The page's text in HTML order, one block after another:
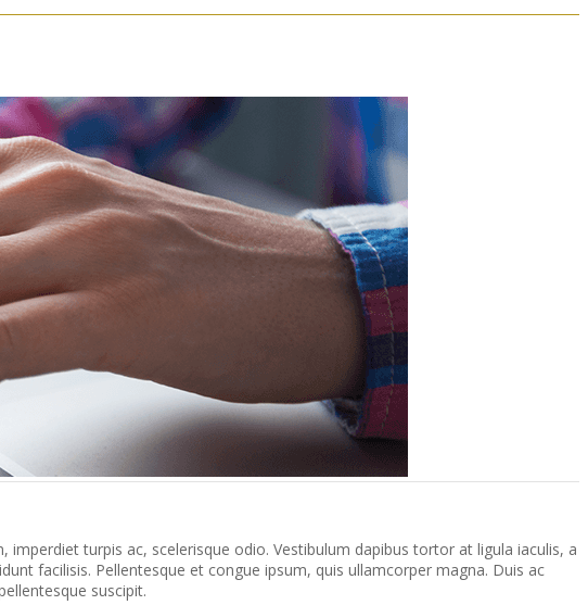
turpis ac, scelerisque odio. Vestibulum dapibus tortor at ligula iaculis, a
facilisis. Pellentesque et congue ipsum, quis ullamcorper magna. Duis ac
suscipit.